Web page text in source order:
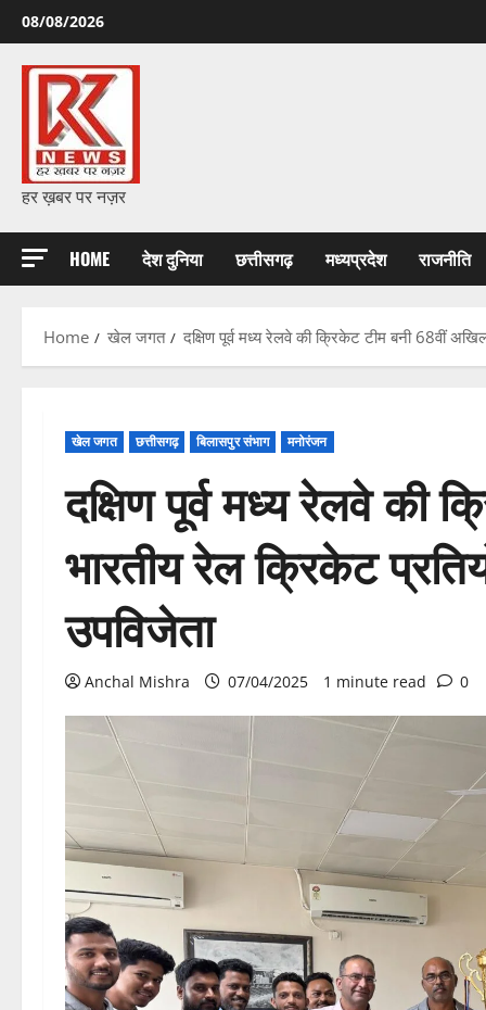
Skip
to
content
08/08/2026
हर ख़बर पर नज़र
HOME देश दुनिया छत्तीसगढ़ मध्यप्रदेश राजनीति
Home खेल जगत दक्षिण पूर्व मध्य रेलवे की क्रिकेट टीम बनी 68वीं
खेल जगत छत्तीसगढ़ बिलासपुर संभाग मनोरंजन
दक्षिण पूर्व मध्य रेलवे की
भारतीय रेल क्रिकेट
उपविजेता
Anchal Mishra 07/04/2025 1 minute read 0